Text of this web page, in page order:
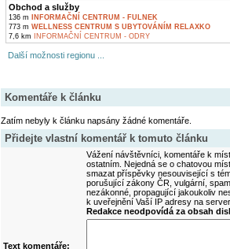
Obchod a služby
136 m
INFORMAČNÍ CENTRUM - FULNEK
773 m WELLNESS CENTRUM S UBYTOVÁNÍM RELAXKO
7,6 km INFORMAČNÍ CENTRUM - ODRY
Další možnosti regionu ...
Komentáře k článku
Zatím nebyly k článku napsány žádné komentáře.
Přidejte vlastní komentář k tomuto článku
Vážení návštěvníci, komentáře k
ostatním. Nejedná se o chatovou
smazat příspěvky nesouvisející s
porušující zákony ČR, vulgární,
nezákonné, propagující jakoukoliv
k uveřejnění Vaší IP adresy na
Redakce neodpovídá za obsah
Text komentáře: